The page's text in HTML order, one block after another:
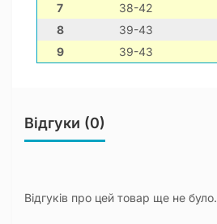
7
38-42
8
39-43
9
39-43
Відгуки (0)
Відгуків про цей товар ще не було.